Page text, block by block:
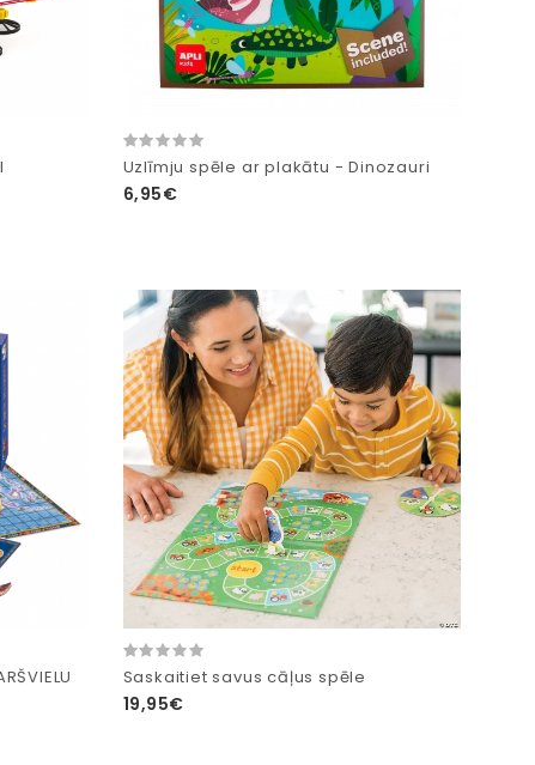
Uzlīmju spēle ar plakātu - Dinozauri
6,95€
Saskaitiet savus cāļus spēle
19,95€